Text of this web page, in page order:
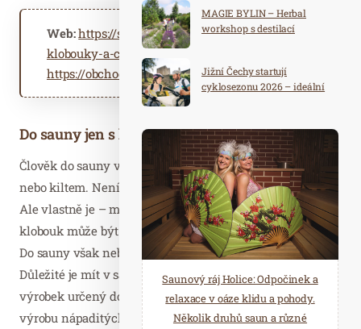
Web:https://saunovymag.cz/novy/saunove-
klobouky-a-cepice-do-sauny/
https://obchod.saunovymag.cz/cepice-do-sauny
Do sauny jen s kloboukem?
Člověk do sauny vstupuje nahý, s ručníkem, prostěradlem
nebo kiltem. Není tedy příliš prostor na nějakou “parádu”.
Ale vlastně je – můžete mít parádní čepici. Saunový
klobouk může být skutečně pěkným, módním doplňkem.
Do sauny však neberte vše, třeba kulich není ideální.
Důležité je mít v sauně pouze saunovou čepici, tedy
výrobek určený do vysokých teplot a 100% přírodní. Na
výrobu nápaditých klobouků do sauny se používá 100%
MAGIE BYLIN – Herbal
workshop s destilací
Jižní Čechy startují
cyklosezonu 2026 – ideální
Saunový ráj Holice: Odpočinek a
relaxace v oáze klidu a pohody.
Několik druhů saun a různé
Spa Hotel Děvín: Odpočiňte si od
starostí všedních dnů a přijeďte
načerpat novou energii do